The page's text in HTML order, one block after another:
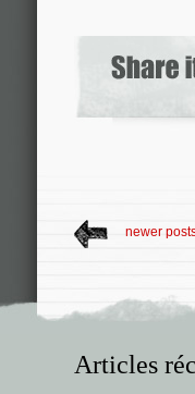
newer
Articles